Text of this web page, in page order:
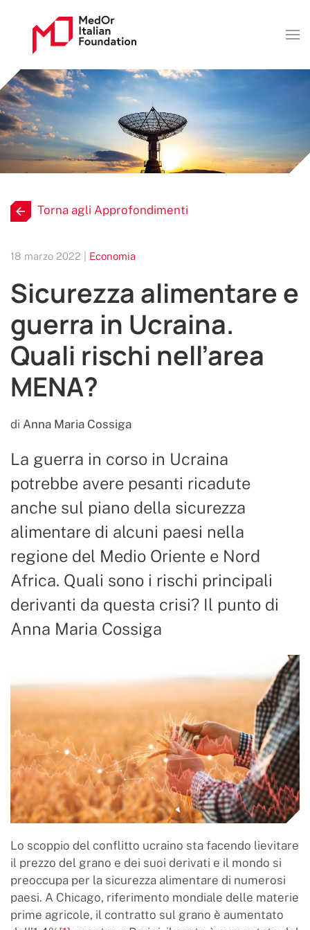
Torna agli Approfondimenti
18 marzo 2022 | Economia
Sicurezza alimentare e
guerra in Ucraina.
Quali rischi nell’area
MENA?
di Anna Maria Cossiga
La guerra in corso in Ucraina
potrebbe avere pesanti ricadute
anche sul piano della sicurezza
alimentare di alcuni paesi nella
regione del Medio Oriente e Nord
Africa. Quali sono i rischi principali
derivanti da questa crisi? Il punto di
Anna Maria Cossiga
Lo scoppio del conflitto ucraino sta facendo lievitare
il prezzo del grano e dei suoi derivati e il mondo si
preoccupa per la sicurezza alimentare di numerosi
paesi. A Chicago, riferimento mondiale delle materie
prime agricole, il contratto sul grano è aumentato